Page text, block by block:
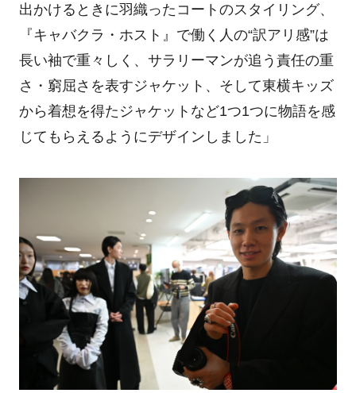
出かけるときに羽織ったコートのスタイリング、
『キャバクラ・ホスト』で働く人の“訳アリ感”は
長い袖で重々しく、サラリーマンが追う責任の重
さ・窮屈さを表すジャケット、そして東横キッズ
から着想を得たジャケットなど1つ1つに物語を感
じてもらえるようにデザインしました」